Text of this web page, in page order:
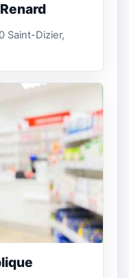
Saint-Dizier,